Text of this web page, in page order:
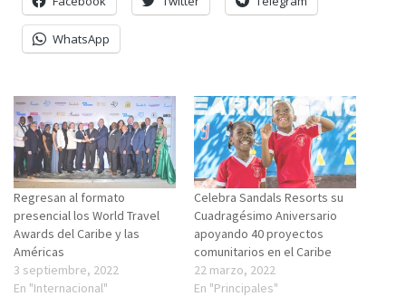
WhatsApp
Regresan al formato
presencial los World Travel
Awards del Caribe y las
Américas
3 septiembre, 2022
En "Internacional"
Celebra Sandals Resorts su
Cuadragésimo Aniversario
apoyando 40 proyectos
comunitarios en el Caribe
22 marzo, 2022
En "Principales"